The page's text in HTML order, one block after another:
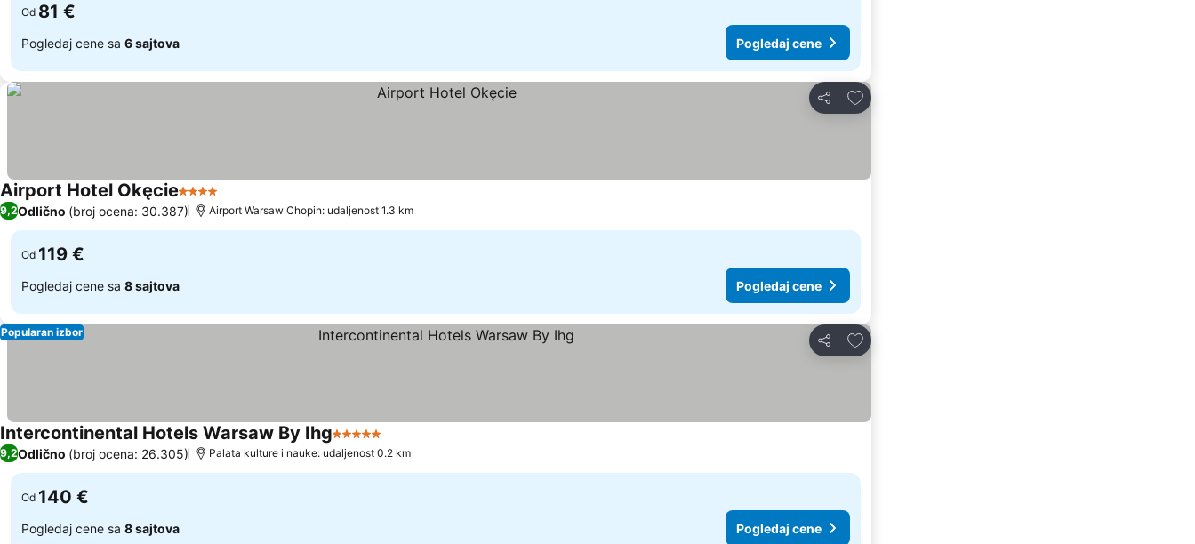
Od 81 €
Pogledaj cene sa 6 sajtova Pogledaj cene
Deli
Dodati u favorite
Airport Hotel Okęcie4 Zvezdice
9,2Odlično (broj ocena: 30.387) Airport Warsaw Chopin: udaljenost 1.3 km
Od 119 €
Pogledaj cene sa 8 sajtova Pogledaj cene
Deli
Dodati u favorite
Popularan izbor
Intercontinental Hotels Warsaw By Ihg5 Zvezdice
9,2Odlično (broj ocena: 26.305) Palata kulture i nauke: udaljenost 0.2 km
Od 140 €
Pogledaj cene sa 8 sajtova Pogledaj cene